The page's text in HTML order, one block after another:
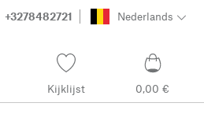
+3278482721 Nederlands
Kijklijst 0,00 €